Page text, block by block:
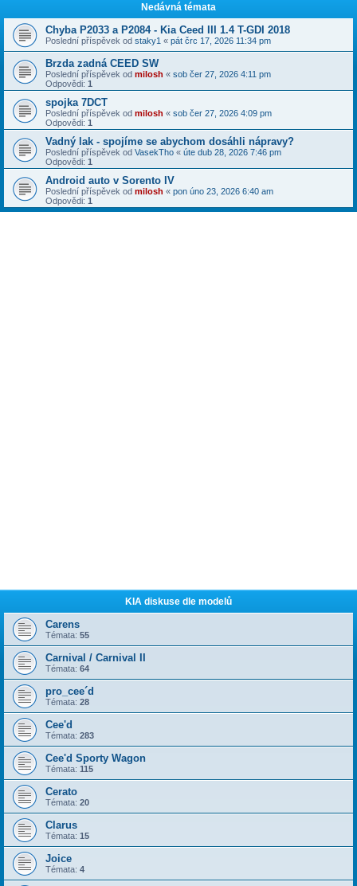
Nedávná témata
Chyba P2033 a P2084 - Kia Ceed III 1.4 T-GDI 2018
Poslední příspěvek od staky1 « pát črc 17, 2026 11:34 pm
Brzda zadná CEED SW
Poslední příspěvek od milosh « sob čer 27, 2026 4:11 pm
Odpovědi: 1
spojka 7DCT
Poslední příspěvek od milosh « sob čer 27, 2026 4:09 pm
Odpovědi: 1
Vadný lak - spojíme se abychom dosáhli nápravy?
Poslední příspěvek od VasekTho « úte dub 28, 2026 7:46 pm
Odpovědi: 1
Android auto v Sorento IV
Poslední příspěvek od milosh « pon úno 23, 2026 6:40 am
Odpovědi: 1
KIA diskuse dle modelů
Carens
Témata: 55
Carnival / Carnival II
Témata: 64
pro_cee´d
Témata: 28
Cee'd
Témata: 283
Cee'd Sporty Wagon
Témata: 115
Cerato
Témata: 20
Clarus
Témata: 15
Joice
Témata: 4